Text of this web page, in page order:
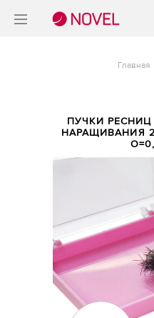
Главная
ПУЧКИ
НАРАЩИВАНИЯ